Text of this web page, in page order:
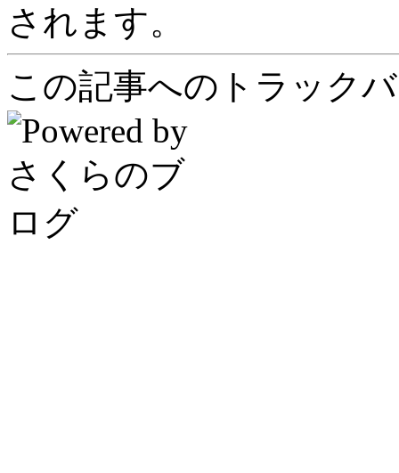
されます。
この記事へのトラック